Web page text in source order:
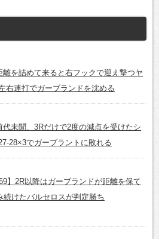
離を詰めて来ると右フックで迎え撃つヤ
右連打でガーブランドを沈める
代未聞、3Rだけで2度の減点を受けたシ
28×3でガーブラントに敗れる
】2R以降はガーブランドが距離を保て
続けたバルセロスが判定勝ち